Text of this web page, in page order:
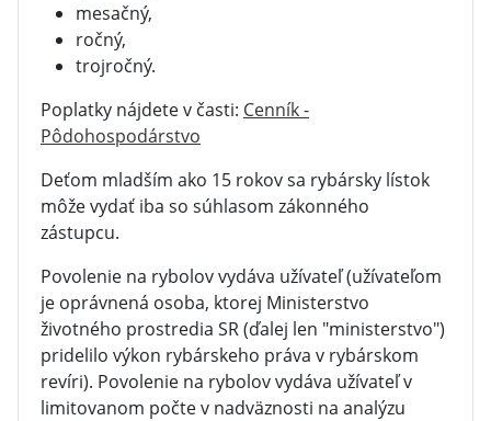
mesačný,
ročný,
trojročný.
Poplatky nájdete v časti: Cenník -
Pôdohospodárstvo
Deťom mladším ako 15 rokov sa rybársky lístok
môže vydať iba so súhlasom zákonného
zástupcu.
Povolenie na rybolov vydáva užívateľ (užívateľom
je oprávnená osoba, ktorej Ministerstvo
životného prostredia SR (ďalej len "ministerstvo")
pridelilo výkon rybárskeho práva v rybárskom
revíri). Povolenie na rybolov vydáva užívateľ v
limitovanom počte v nadväznosti na analýzu